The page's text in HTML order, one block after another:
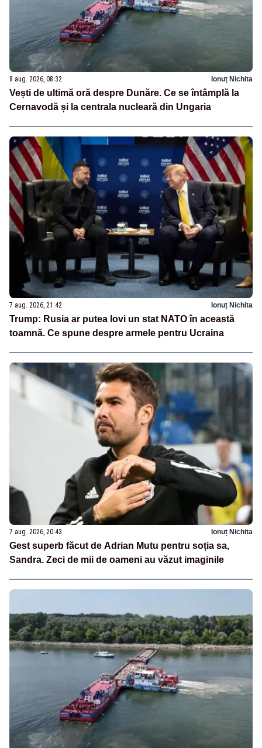
8 aug. 2026, 08:32 Ionuț Nichita
Vești de ultimă oră despre Dunăre. Ce se întâmplă la
Cernavodă și la centrala nucleară din Ungaria
7 aug. 2026, 21:42 Ionuț Nichita
Trump: Rusia ar putea lovi un stat NATO în această
toamnă. Ce spune despre armele pentru Ucraina
7 aug. 2026, 20:43 Ionuț Nichita
Gest superb făcut de Adrian Mutu pentru soția sa,
Sandra. Zeci de mii de oameni au văzut imaginile